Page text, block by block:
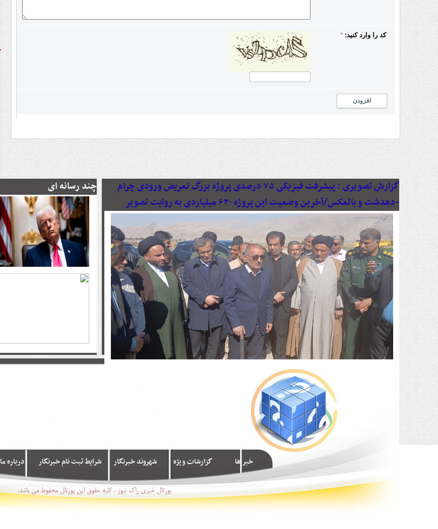
کد را وارد کنید: *
افزودن
گزارش تصویری :
پیشرفت فیزیکی ۷۵ درصدی پروژه بزرگ تعریض ورودی چرام
-دهدشت و بالعکس/آخرین وضعیت این پروژه ۶۳۰ میلیاردی به روایت تصویر
چند رسانه ای
خبر ها گزارشات ویژه شهروند خبرنگار شرایط ثبت نام خبرنگار درباره ما
پورتال خبری راک نیوز ، کلیه حقوق این پورتال محفوظ می باشد.